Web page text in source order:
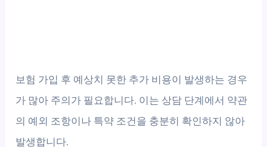
보험 가입 후 예상치 못한 추가 비용이 발생하는 경우
가 많아 주의가 필요합니다. 이는 상담 단계에서 약관
의 예외 조항이나 특약 조건을 충분히 확인하지 않아
발생합니다.